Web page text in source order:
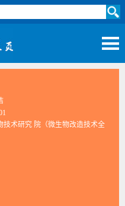
技术研究 院（微生物改造技术全